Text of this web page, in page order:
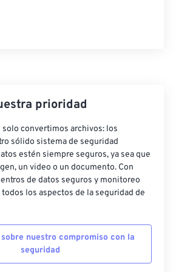
prioridad
solo convertimos archivos: los
sólido sistema de seguridad
estén siempre seguros, ya sea que
un video o un documento. Con
de datos seguros y monitoreo
los aspectos de la seguridad de
nuestro compromiso con la
seguridad